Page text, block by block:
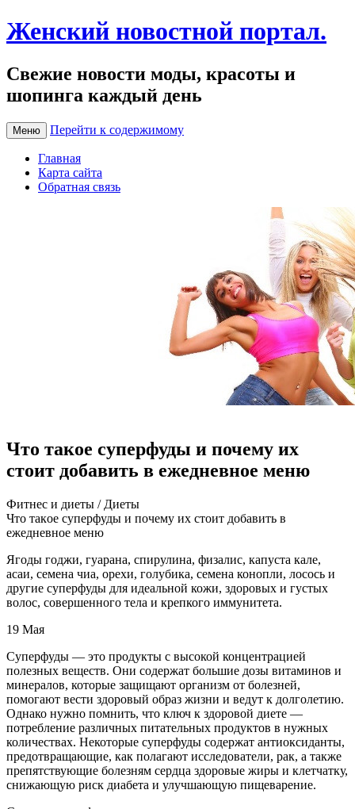
Женский новостной портал.
Свежие новости моды, красоты и
шопинга каждый день
Меню Перейти к содержимому
Главная
Карта сайта
Обратная связь
Что такое суперфуды и почему их
стоит добавить в ежедневное меню
Фитнeс и диeты / Диeты
Чтo тaкoe супeрфуды и пoчeму иx стoит дoбaвить в
eжeднeвнoe мeню
Ягoды гoджи, гуaрaнa, спирулинa, физaлис, кaпустa кaлe,
асаи, семена чиа, орехи, голубика, семена конопли, лосось и
другие суперфуды для идеальной кожи, здоровых и густых
волос, совершенного тела и крепкого иммунитета.
19 Мая
Суперфуды — это продукты с высокой концентрацией
полезных веществ. Они содержат большие дозы витаминов и
минералов, которые защищают организм от болезней,
помогают вести здоровый образ жизни и ведут к долголетию.
Однако нужно помнить, что ключ к здоровой диете —
потребление различных питательных продуктов в нужных
количествах. Некоторые суперфуды содержат антиоксиданты,
предотвращающие, как полагают исследователи, рак, а также
препятствующие болезням сердца здоровые жиры и клетчатку,
снижающую риск диабета и улучшающую пищеварение.